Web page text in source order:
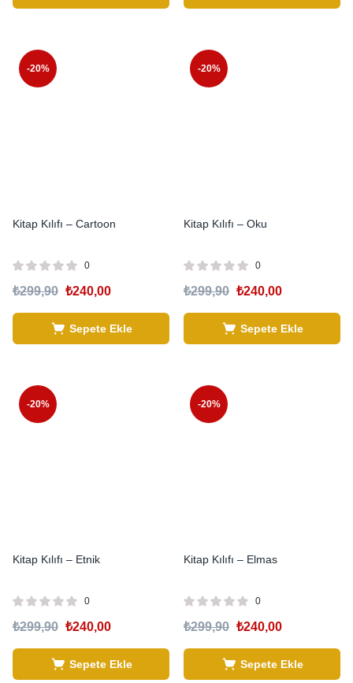
-20%
Kitap Kılıfı – Cartoon
0
₺299,90 ₺240,00
Sepete Ekle
-20%
Kitap Kılıfı – Oku
0
₺299,90 ₺240,00
Sepete Ekle
-20%
Kitap Kılıfı – Etnik
0
₺299,90 ₺240,00
Sepete Ekle
-20%
Kitap Kılıfı – Elmas
0
₺299,90 ₺240,00
Sepete Ekle